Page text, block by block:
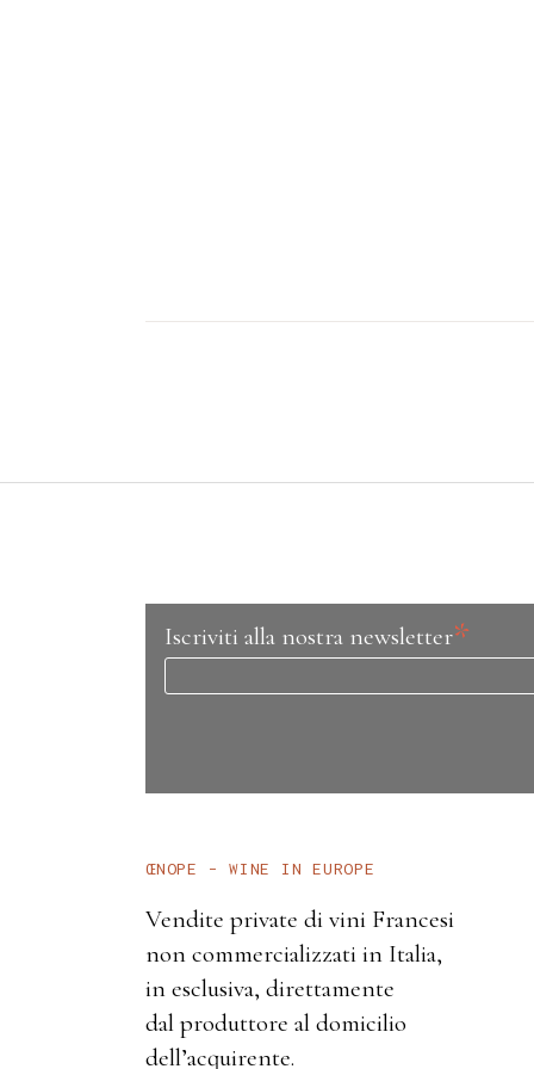
Iscriviti alla nostra newsletter*
ŒNOPE – WINE IN EUROPE
Vendite private di vini Francesi
non commercializzati in Italia,
in esclusiva, direttamente
dal produttore al domicilio
dell’acquirente.